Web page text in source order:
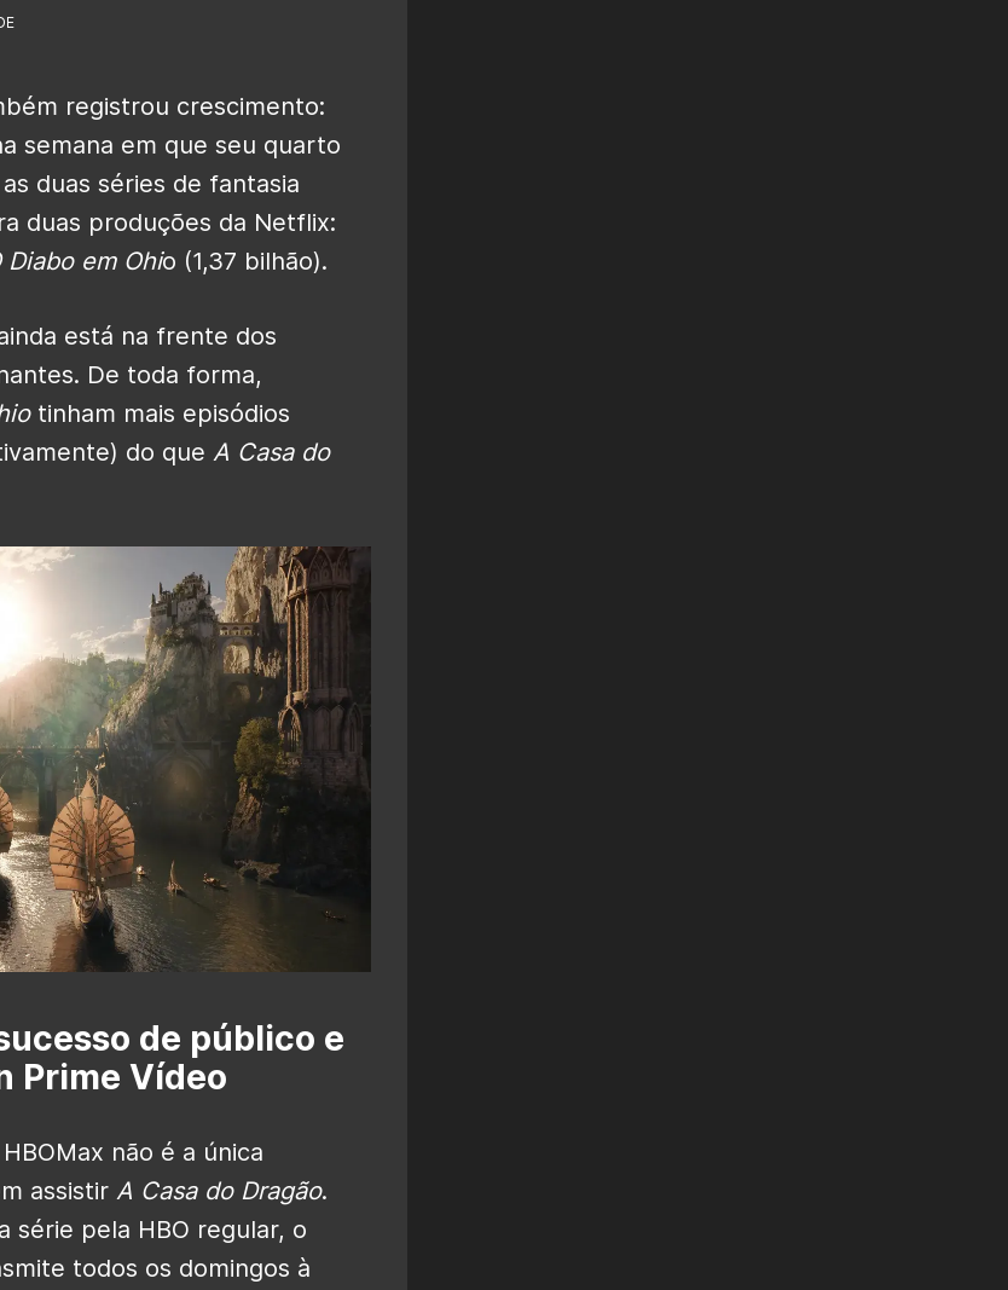
registrou crescimento:
semana em que seu quarto
duas séries de fantasia
duas produções da Netflix:
Diabo em Ohio (1,37 bilhão).
está na frente dos
De toda forma,
tinham mais episódios
do que A Casa do
de público e
Prime Vídeo
não é a única
assistir A Casa do Dragão.
série pela HBO regular, o
todos os domingos à